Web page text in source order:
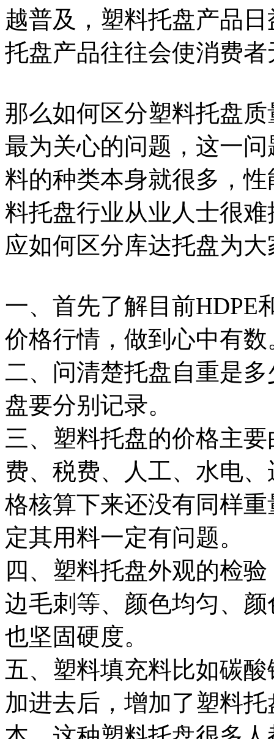
越普及，塑料托盘产品
托盘产品往往会使消费
那么如何区分塑料托盘
最为关心的问题，这一
料的种类本身就很多，
料托盘行业从业人士很
应如何区分库达托盘为
一、首先了解目前HDPE
价格行情，做到心中有数
二、问清楚托盘自重是
盘要分别记录。
三、塑料托盘的价格主
费、税费、人工、水电
格核算下来还没有同样
定其用料一定有问题。
四、塑料托盘外观的检
边毛刺等、颜色均匀、
也坚固硬度。
五、塑料填充料比如碳
加进去后，增加了塑料